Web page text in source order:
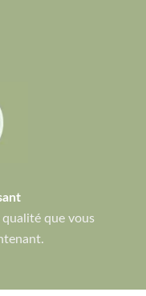
que vous